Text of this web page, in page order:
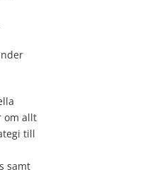
om allt
till
samt